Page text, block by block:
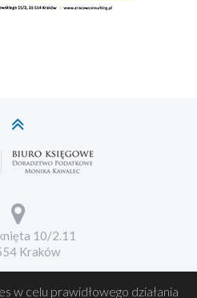
10/2.11
Kraków
w celu prawidłowego działania